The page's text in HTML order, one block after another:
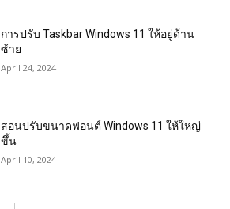
การปรับ Taskbar Windows 11 ให้อยู่ด้าน
ซ้าย
April 24, 2024
สอนปรับขนาดฟอนต์ Windows 11 ให้ใหญ่
ขึ้น
April 10, 2024